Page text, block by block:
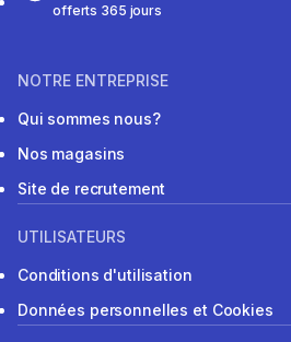
offerts 365 jours
NOTRE ENTREPRISE
Qui sommes nous?
Nos magasins
Site de recrutement
UTILISATEURS
Conditions d'utilisation
Données personnelles et Cookies